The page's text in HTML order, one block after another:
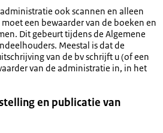
ook scannen en alleen
een bewaarder van de boeken en
Dit gebeurt tijdens de Algemene
Meestal is dat de
van de bv schrijft u (of een
van de administratie in, in het
en publicatie van